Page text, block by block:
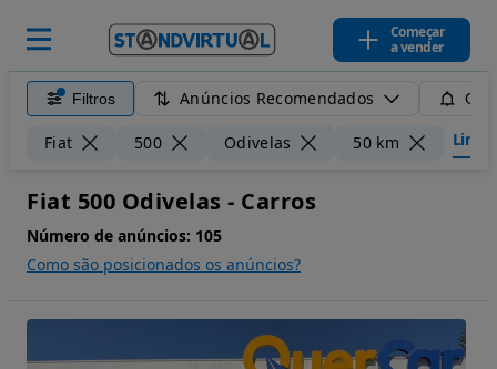
Começar
a vender
Filtros Anúncios Recomendados
Fiat 500 Odivelas 50 km
Fiat 500 Odivelas - Carros
Número de anúncios: 105
Como são posicionados os anúncios?